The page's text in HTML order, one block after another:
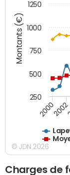
Montants (€)
20002002
250
500
750
1000
1250
© JDN 2026
Charges de